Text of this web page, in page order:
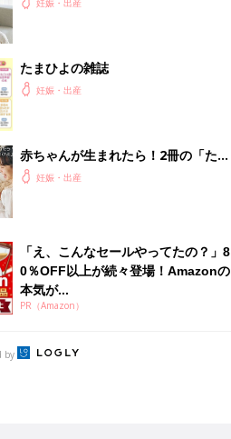
たまひよの雑誌
妊娠・出産
赤ちゃんが生まれたら！2冊の「たま
ひよ」
妊娠・出産
「え、こんなセールやってたの？」8
0％OFF以上が続々登場！Amazonの
本気が...
PR（Amazon）
by